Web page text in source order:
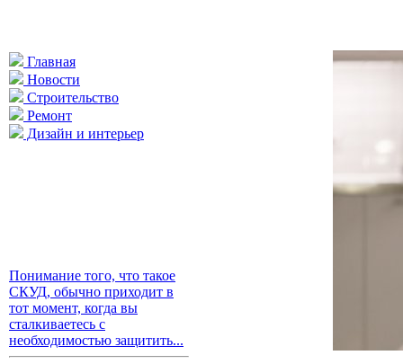
Главная
Новости
Строительство
Ремонт
Дизайн и интерьер
Понимание того, что такое
СКУД, обычно приходит в
тот момент, когда вы
сталкиваетесь с
необходимостью защитить...